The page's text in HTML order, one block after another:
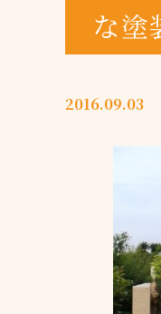
な塗
2016.09.03